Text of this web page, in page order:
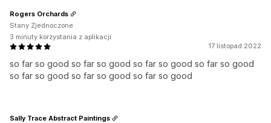
17 listopad 2022
so far so good so far so good so far so good so far so good
so far so good so far so good so far so good
Rogers Orchards
Stany Zjednoczone
3 minuty korzystania z aplikacji
Sally Trace Abstract Paintings